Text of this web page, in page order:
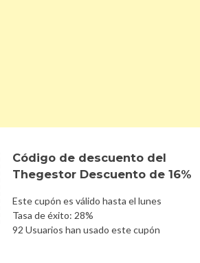
Código de descuento del
Thegestor Descuento de 16%
Este cupón es válido hasta el lunes
Tasa de éxito: 28%
92 Usuarios han usado este cupón